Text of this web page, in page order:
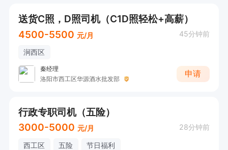
送货C照，D照司机（C1D照轻松+高薪）
4500-5500 元/月 45分钟前
涧西区
秦经理
洛阳市西工区华源酒水批发部
申请
行政专职司机（五险）
3000-5000 元/月 28分钟前
西工区 五险 节日福利